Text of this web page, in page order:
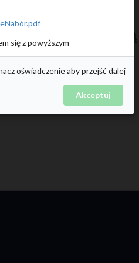
przez Gminę Miejską
2026/2027
się z powyższym
oświadczenie aby przejść dalej
Akceptuj